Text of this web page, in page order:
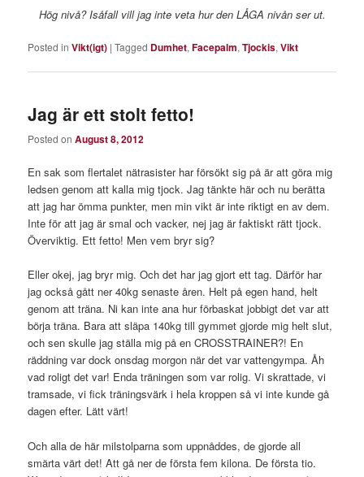
Hög nivå? Isåfall vill jag inte veta hur den LÅGA nivån ser ut.
Posted in Vikt(igt) |Tagged Dumhet,Facepalm,Tjockis,Vikt
Jag är ett stolt fetto!
Posted onAugust 8, 2012
En sak som flertalet nätrasister har försökt sig på är att göra mig
ledsen genom att kalla mig tjock. Jag tänkte här och nu berätta
att jag har ömma punkter, men min vikt är inte riktigt en av dem.
Inte för att jag är smal och vacker, nej jag är faktiskt rätt tjock.
Överviktig. Ett fetto! Men vem bryr sig?
Eller okej, jag bryr mig. Och det har jag gjort ett tag. Därför har
jag också gått ner 40kg senaste åren. Helt på egen hand, helt
genom att träna. Ni kan inte ana hur förbaskat jobbigt det var att
börja träna. Bara att släpa 140kg till gymmet gjorde mig helt slut,
och sen skulle jag ställa mig på en CROSSTRAINER?! En
räddning var dock onsdag morgon när det var vattengympa. Åh
vad roligt det var! Enda träningen som var rolig. Vi skrattade, vi
tramsade, vi fick träningsvärk i hela kroppen så vi inte kunde gå
dagen efter. Lätt värt!
Och alla de här milstolparna som uppnåddes, de gjorde all
smärta värt det! Att gå ner de första fem kilona. De första tio.